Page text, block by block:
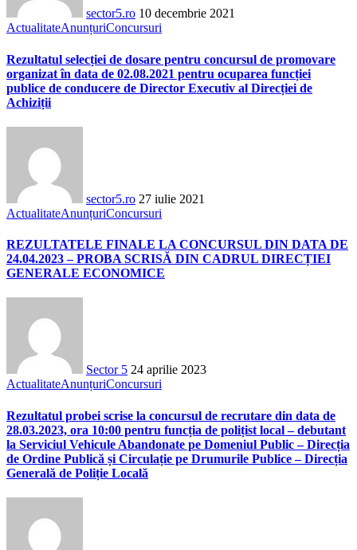
sector5.ro 10 decembrie 2021
ActualitateAnunțuriConcursuri
Rezultatul selecției de dosare pentru concursul de promovare
organizat în data de 02.08.2021 pentru ocuparea funcției
publice de conducere de Director Executiv al Direcției de
Achiziții
sector5.ro 27 iulie 2021
ActualitateAnunțuriConcursuri
REZULTATELE FINALE LA CONCURSUL DIN DATA DE
24.04.2023 – PROBA SCRISĂ DIN CADRUL DIRECȚIEI
GENERALE ECONOMICE
Sector 5 24 aprilie 2023
ActualitateAnunțuriConcursuri
Rezultatul probei scrise la concursul de recrutare din data de
28.03.2023, ora 10:00 pentru funcția de polițist local – debutant
la Serviciul Vehicule Abandonate pe Domeniul Public – Direcția
de Ordine Publică și Circulație pe Drumurile Publice – Direcția
Generală de Poliție Locală